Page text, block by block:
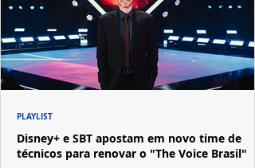
Disney+ e SBT apostam em novo time de
técnicos para renovar o "The Voice Brasil"
PLAYLIST